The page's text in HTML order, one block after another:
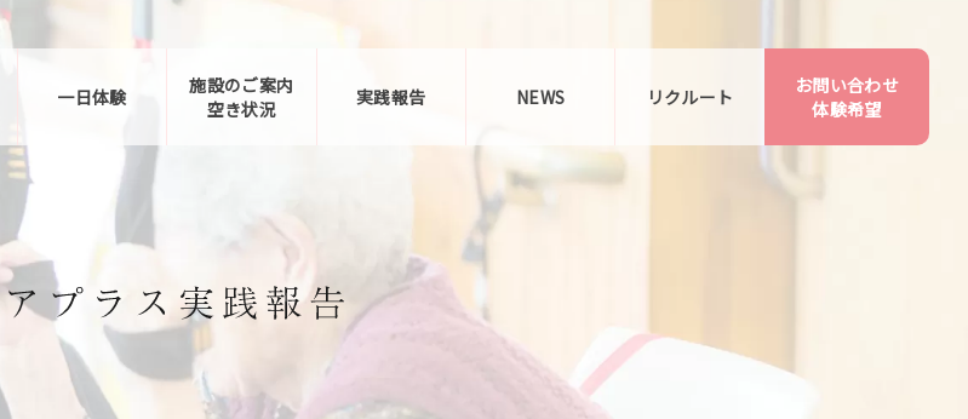
一日体験
施設のご案内
空き状況
実践報告 NEWS リクルート
お問い合わせ
体験希望